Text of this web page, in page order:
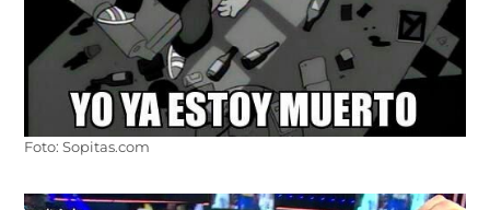
Foto: Sopitas.com